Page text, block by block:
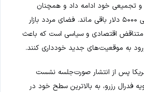
تجمیعی خود ادامه داد و همچنان
پایین‌تر از سطح روانی ۵۰۰۰ دلار باقی ماند. فضای مردد بازار
متناقض اقتصادی و سیاسی است که باعث
به موقعیت‌های جدید خودداری کنند.
پس از انتشار صورت‌جلسه نشست
فدرال رزرو، به بالاترین سطح خود در